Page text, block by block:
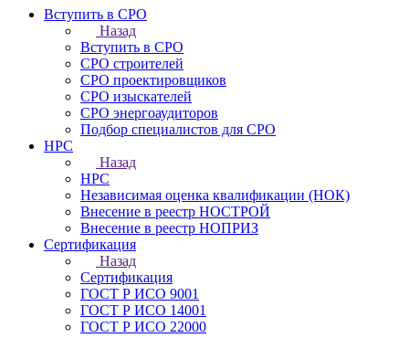
Вступить в СРО
Назад
Вступить в СРО
СРО строителей
СРО проектировщиков
СРО изыскателей
СРО энергоаудиторов
Подбор специалистов для СРО
НРС
Назад
НРС
Независимая оценка квалификации (НОК)
Внесение в реестр НОСТРОЙ
Внесение в реестр НОПРИЗ
Сертификация
Назад
Сертификация
ГОСТ Р ИСО 9001
ГОСТ Р ИСО 14001
ГОСТ Р ИСО 22000